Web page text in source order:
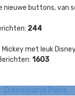
nieuwe buttons, van
244
met leuk
1603
Disneyland Paris